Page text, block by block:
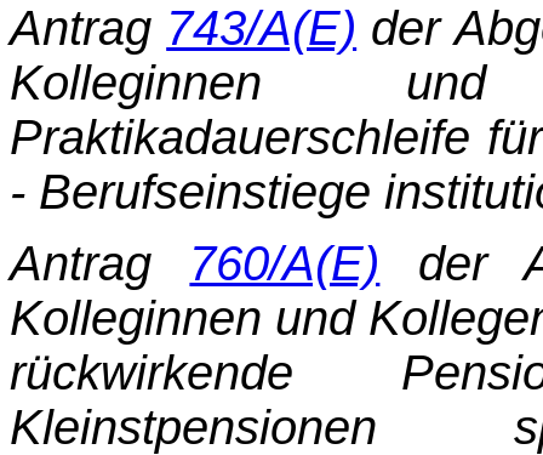
Antrag 743/A(E) der
Kolleginnen
Praktikadauerschleife
- Berufseinstiege
Antrag 760/A(E) der
Kolleginnen und
rückwirkende